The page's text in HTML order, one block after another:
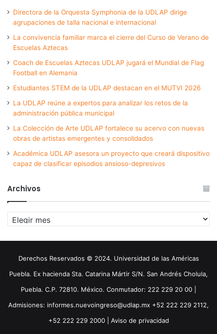
Directora de la Orquesta Symphonia de la UDLAP dirige
agrupaciones de talla nacional e internacional
La convivencia familiar marca el cierre del Curso de Verano de
Escuelas Aztecas
Coach de Escuelas Aztecas UDLAP jugará el Mundial de Flag
Football en Alemania
Estudiantes STEM de la UDLAP destacan en el MUTVI 2026
La UDLAP reúne a expertos para analizar los retos de la
administración pública municipal
La Colección de Arte UDLAP fortalece su acervo con nuevas
obras de artistas emergentes y consolidados
Académica UDLAP asesora un proyecto que creará dispositivo
capaz de clasificar episodios ansioso-depresivos
Archivos
Archivos
Derechos Reservados © 2024. Universidad de las Américas
Puebla. Ex hacienda Sta. Catarina Mártir S/N. San Andrés Cholula,
Puebla. C.P. 72810. México. Conmutador: 222 229 20 00 |
Admisiones: informes.nuevoingreso@udlap.mx +52 222 229 2112,
+52 222 229 2000 | Aviso de privacidad